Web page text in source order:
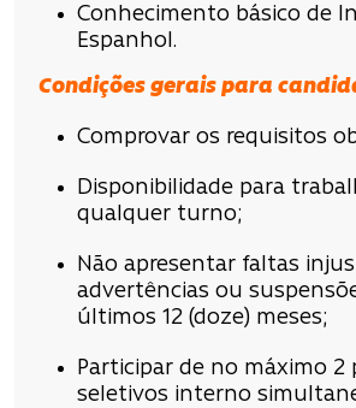
Conhecimento básico de
Espanhol.
Condições gerais para
Comprovar os requisitos
Disponibilidade para
qualquer turno;
Não apresentar faltas
advertências ou
últimos 12 (doze) meses;
Participar de no máximo 2
seletivos interno